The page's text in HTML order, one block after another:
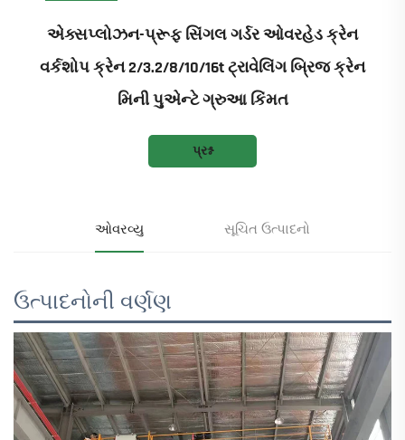
એક્સપ્લોઝન-પ્રૂફ સિંગલ ગર્ડર ઓવરહેડ ક્રેન
વર્કશોપ ક્રેન 2/3.2/8/10/16t ટ્રાવેલિંગ બ્રિજ ક્રેન
મિની પુએન્ટે ગ્રુઆ કિંમત
પ્રશ્ન
ઓવરવ્યુ સૂચિત ઉત્પાદનો
ઉત્પાદનોની વર્ણણ